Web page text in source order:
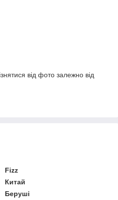
від фото залежно від
Fizz
Китай
Беруші